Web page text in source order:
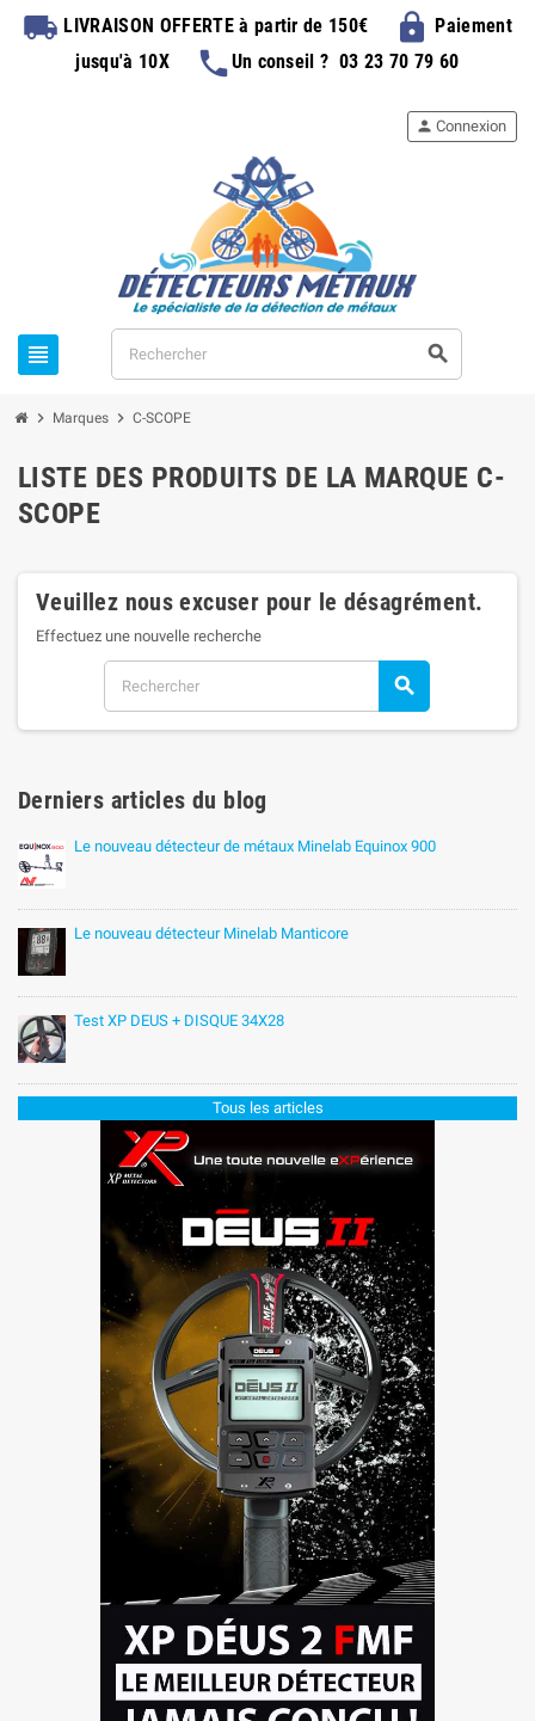
local_shipping LIVRAISON OFFERTEà partir de 150€ lockPaiement
jusqu'à 10X
phoneUn conseil ? 03 23 70 79 60
view_headline search
person Connexion
chevron_right Marques chevron_right C-SCOPE
Derniers articles du blog
Le nouveau détecteur de métaux Minelab Equinox 900
Le nouveau détecteur Minelab Manticore
Test XP DEUS + DISQUE 34X28
Tous les articles
LISTE DES PRODUITS DE LA MARQUE C-
SCOPE
Veuillez nous excuser pour le désagrément.
Effectuez une nouvelle recherche
search